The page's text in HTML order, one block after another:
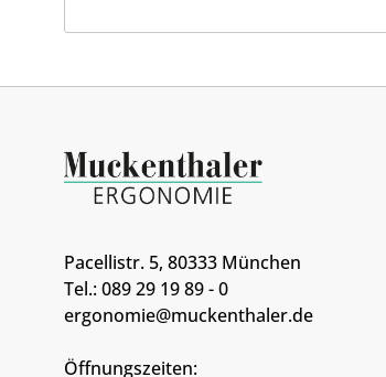
Pacellistr. 5, 80333 München
Tel.: 089 29 19 89 - 0
ergonomie@muckenthaler.de
Öffnungszeiten: